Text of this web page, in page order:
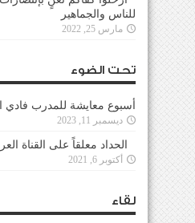
للناس والجماهير
مارس 25, 2022
تحت الضوء
أسبوع معايشة للمدرب
ديسمبر 11, 2023
الحداد معلقاً على القناة
أكتوبر 6, 2021
لقاء